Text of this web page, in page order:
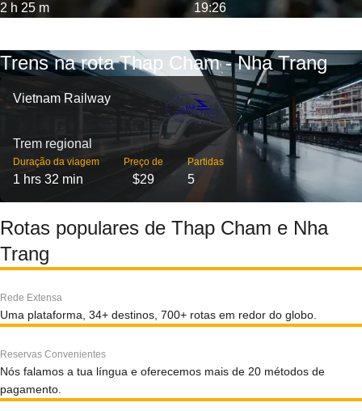
2 h 25 m 19:26
Trens na rota Thap Cham - Nha Trang
Vietnam Railway
Trem regional
Duração da viagem
1 hrs 32 min
Preço de
$29
Partidas
5
Rotas populares de Thap Cham e Nha
Trang
Rede Extensa
Uma plataforma, 34+ destinos, 700+ rotas em redor do globo.
Reservas Convenientes
Nós falamos a tua língua e oferecemos mais de 20 métodos de
pagamento.